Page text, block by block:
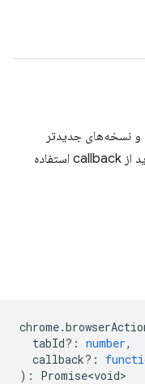
Promises فقط برای Manifest V3 و نسخه‌های جدیدتر
پشتیبانی می‌شود، پلتفرم‌های دیگر باید از callback استفاده
chrome.
tabId? : number,
callback? :
) : Promise<void>